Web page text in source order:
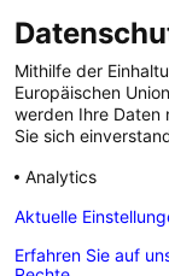
Footer
Menü
2
Mithilfe der
Europäischen
werden Ihre Daten
Sie sich
Analytics
Aktuelle
Erfahren Sie auf